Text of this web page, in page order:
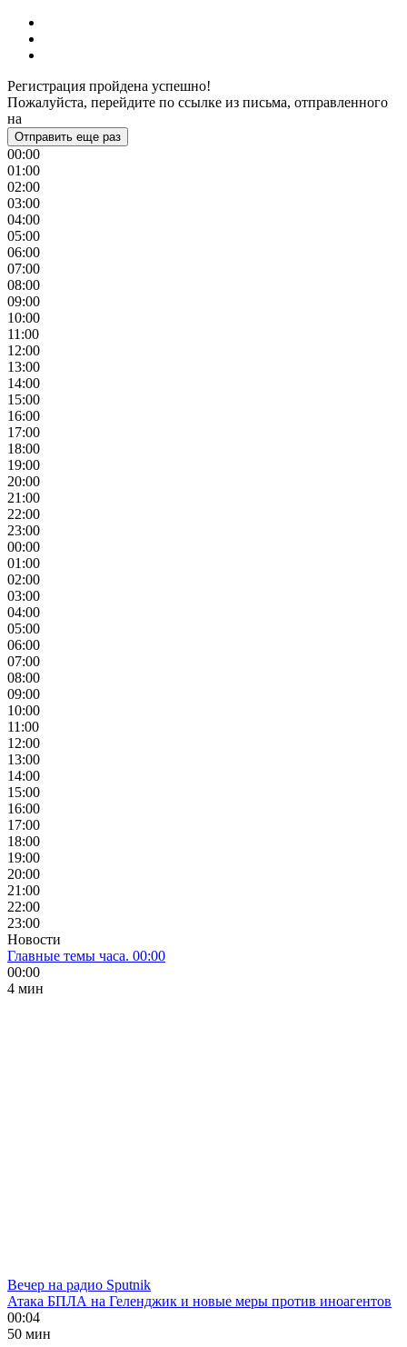
Регистрация пройдена успешно!
Пожалуйста, перейдите по ссылке из письма, отправленного
на
Отправить еще раз
00:00
01:00
02:00
03:00
04:00
05:00
06:00
07:00
08:00
09:00
10:00
11:00
12:00
13:00
14:00
15:00
16:00
17:00
18:00
19:00
20:00
21:00
22:00
23:00
00:00
01:00
02:00
03:00
04:00
05:00
06:00
07:00
08:00
09:00
10:00
11:00
12:00
13:00
14:00
15:00
16:00
17:00
18:00
19:00
20:00
21:00
22:00
23:00
Новости
Главные темы часа. 00:00
00:00
4 мин
Вечер на радио Sputnik
Атака БПЛА на Геленджик и новые меры против иноагентов
00:04
50 мин